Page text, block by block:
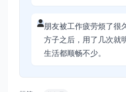
朋友被工作疲劳烦了很
方子之后，用了几次就
生活都顺畅不少。